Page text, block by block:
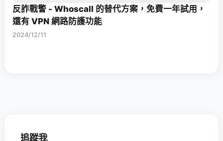
反詐戰警 - Whoscall 的替代方案，免費一年試用，
還有 VPN 網路防護功能
2024/12/11
追蹤我